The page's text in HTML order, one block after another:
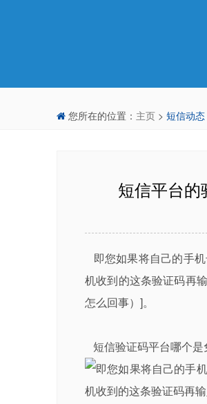
您所在的位置： 主页 > 短信动态
短信平台的
即您如果将自己的手
机收到的这条验证码再
怎么回事）]。
短信验证码平台哪个是